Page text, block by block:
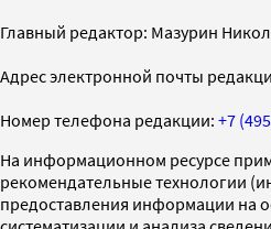
Главный редактор: Мазурин
Адрес электронной почты
Номер телефона редакции: +7
На информационном ресурсе
рекомендательные технологии
предоставления информации на